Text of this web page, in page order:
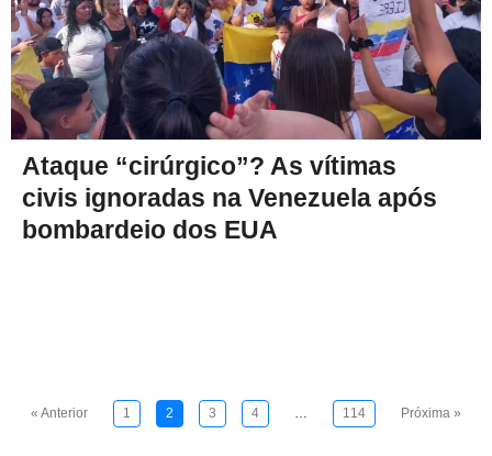
Ataque “cirúrgico”? As vítimas
civis ignoradas na Venezuela após
bombardeio dos EUA
« Anterior 1 2 3 4 … 114 Próxima »